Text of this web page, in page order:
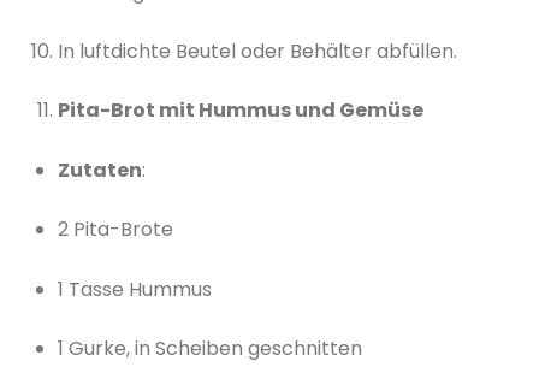
In luftdichte Beutel oder Behälter abfüllen.
Pita-Brot mit Hummus und Gemüse
Zutaten:
2 Pita-Brote
1 Tasse Hummus
1 Gurke, in Scheiben geschnitten